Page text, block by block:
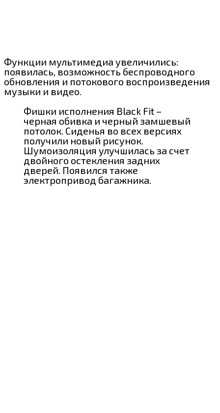
Функции мультимедиа увеличились:
появилась, возможность беспроводного
обновления и потокового воспроизведения
музыки и видео.
Фишки исполнения Black Fit –
черная обивка и черный замшевый
потолок. Сиденья во всех версиях
получили новый рисунок.
Шумоизоляция улучшилась за счет
двойного остекления задних
дверей. Появился также
электропривод багажника.